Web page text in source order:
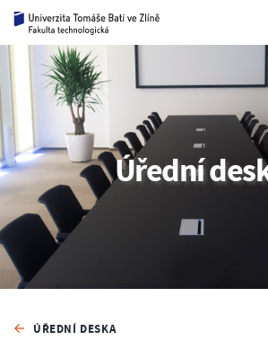
Úřední
ÚŘEDNÍ DESKA